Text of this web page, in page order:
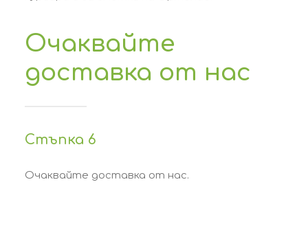
Очаквайте
доставка от нас
Стъпка 6
Очаквайте доставка от нас.